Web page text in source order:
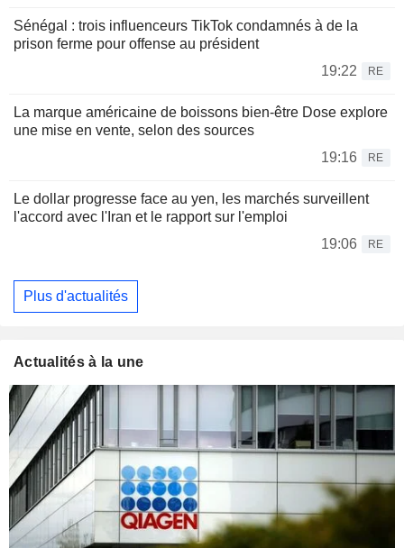
Sénégal : trois influenceurs TikTok condamnés à de la
prison ferme pour offense au président
19:22
RE
La marque américaine de boissons bien-être Dose explore
une mise en vente, selon des sources
19:16
RE
Le dollar progresse face au yen, les marchés surveillent
l'accord avec l'Iran et le rapport sur l'emploi
19:06
RE
Plus d'actualités
Actualités à la une